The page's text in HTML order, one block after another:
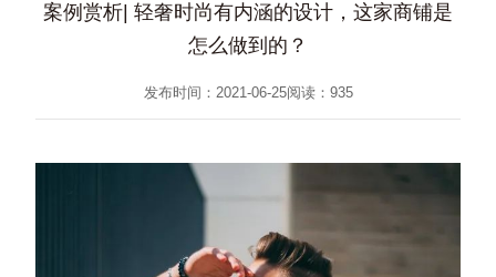
案例赏析| 轻奢时尚有内涵的设计，这家商铺是
怎么做到的？
发布时间：2021-06-25阅读： 935